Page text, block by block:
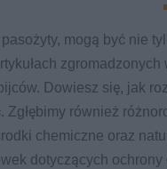
pasożyty, mogą być nie
Dowiesz się, jak
Zgłębimy również
chemiczne oraz
dotyczących